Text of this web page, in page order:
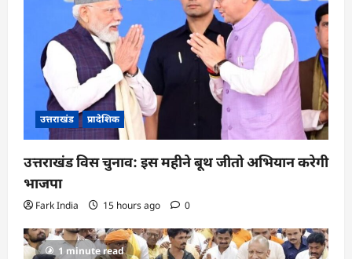
उत्तराखंड प्रादेशिक
उत्तराखंड विस चुनाव: इस महीने बूथ जीतो अभियान करेगी
भाजपा
Fark India 15 hours ago 0
1 minute read